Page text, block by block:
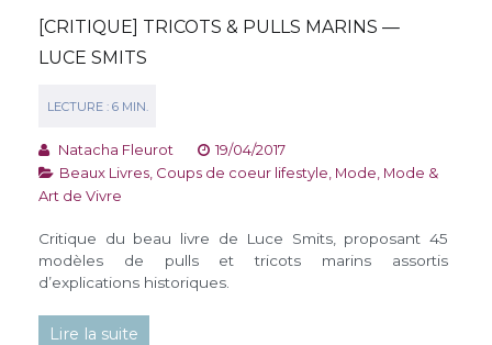
[CRITIQUE] TRICOTS & PULLS MARINS —
LUCE SMITS
Natacha Fleurot
19/04/2017
Beaux Livres Coups de coeur lifestyle Mode Mode &
Art de Vivre
Critique du beau livre de Luce Smits, proposant 45
modèles de pulls et tricots marins assortis
d’explications historiques.
Lire la suite